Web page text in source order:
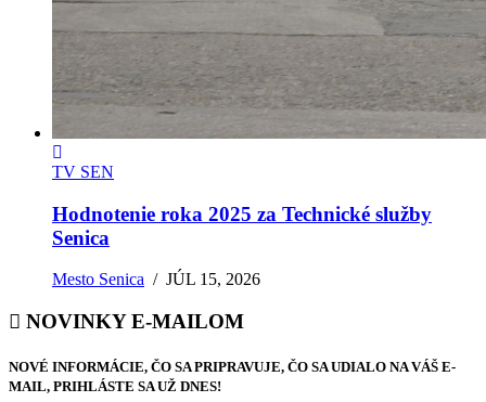
TV SEN
Hodnotenie roka 2025 za Technické služby
Senica
Mesto Senica /JÚL 15, 2026
NOVINKY E-MAILOM
NOVÉ INFORMÁCIE, ČO SA PRIPRAVUJE, ČO SA UDIALO NA VÁŠ E-
MAIL, PRIHLÁSTE SA UŽ DNES!